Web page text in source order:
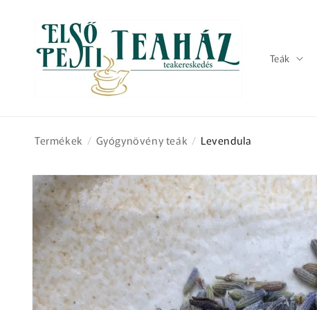
tartalomhoz
Teák
Termékek / Gyógynövény teák / Levendula
Kihagyás, és
ugrás a
termékadatokra